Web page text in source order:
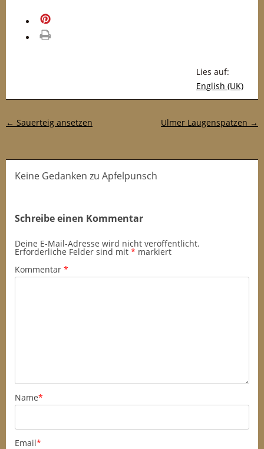
Lies auf:
English (UK)
Post-Navigation
← Sauerteig ansetzen Ulmer Laugenspatzen →
Keine Gedanken zu Apfelpunsch
Schreibe einen Kommentar
Deine E-Mail-Adresse wird nicht veröffentlicht.
Erforderliche Felder sind mit * markiert
Kommentar *
Name*
Email*